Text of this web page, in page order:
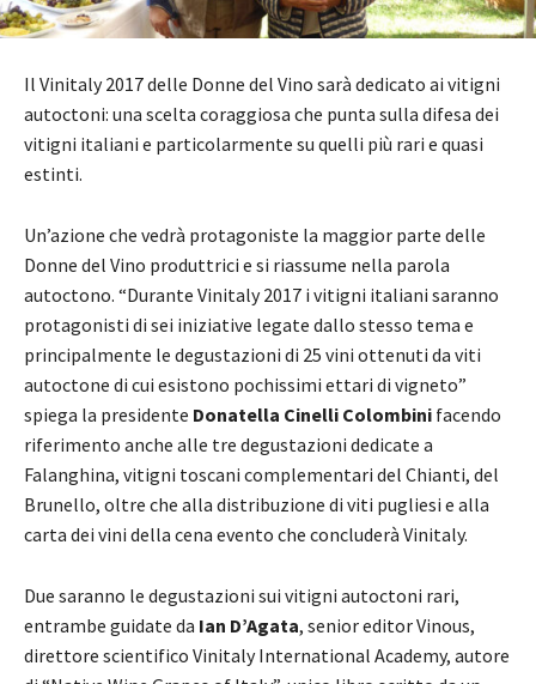
Il Vinitaly 2017 delle Donne del Vino sarà dedicato ai vitigni
autoctoni: una scelta coraggiosa che punta sulla difesa dei
vitigni italiani e particolarmente su quelli più rari e quasi
estinti.
Un’azione che vedrà protagoniste la maggior parte delle
Donne del Vino produttrici e si riassume nella parola
autoctono. “Durante Vinitaly 2017 i vitigni italiani saranno
protagonisti di sei iniziative legate dallo stesso tema e
principalmente le degustazioni di 25 vini ottenuti da viti
autoctone di cui esistono pochissimi ettari di vigneto”
spiega la presidente Donatella Cinelli Colombini facendo
riferimento anche alle tre degustazioni dedicate a
Falanghina, vitigni toscani complementari del Chianti, del
Brunello, oltre che alla distribuzione di viti pugliesi e alla
carta dei vini della cena evento che concluderà Vinitaly.
Due saranno le degustazioni sui vitigni autoctoni rari,
entrambe guidate da Ian D’Agata, senior editor Vinous,
direttore scientifico Vinitaly International Academy, autore